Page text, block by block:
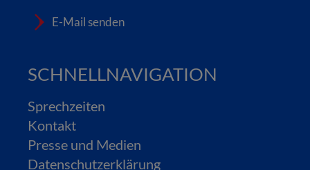
E-Mail senden
SCHNELLNAVIGATION
Sprechzeiten
Kontakt
Presse und Medien
Datenschutzerklärung